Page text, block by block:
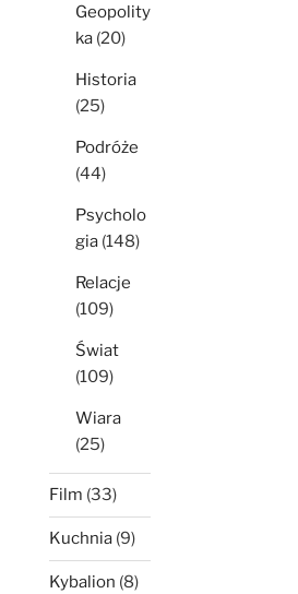
Geopolity
ka (20)
Historia
(25)
Podróże
(44)
Psycholo
gia (148)
Relacje
(109)
Świat
(109)
Wiara
(25)
Film (33)
Kuchnia (9)
Kybalion (8)